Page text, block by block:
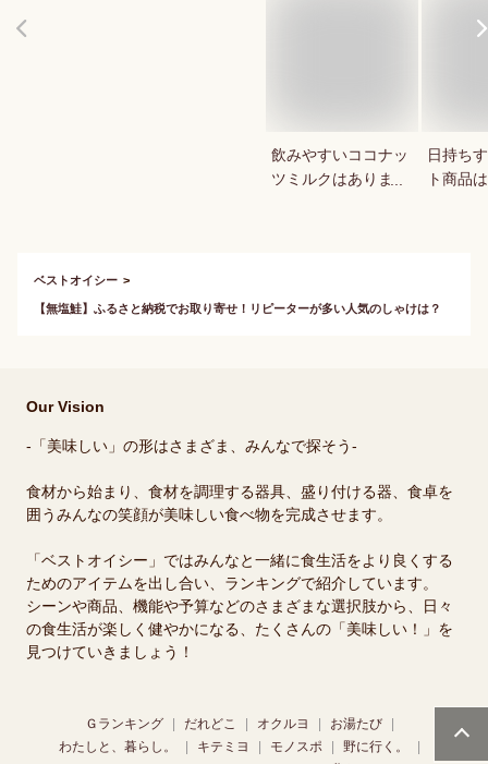
飲みやすいココナッ
ツミルクはあります
日持ち
ト商品
ベストオイシー
【無塩鮭】ふるさと納税でお取り寄せ！リピーターが多い人気のしゃけは？
Our Vision
-「美味しい」の形はさまざま、みんなで探そう-
食材から始まり、食材を調理する器具、盛り付ける器、食卓を
囲うみんなの笑顔が美味しい食べ物を完成させます。
「ベストオイシー」ではみんなと一緒に食生活をより良くする
ためのアイテムを出し合い、ランキングで紹介しています。
シーンや商品、機能や予算などのさまざまな選択肢から、日々
の食生活が楽しく健やかになる、たくさんの「美味しい！」を
見つけていきましょう！
Ｇランキング だれどこ オクルヨ
お湯たび
わたしと、暮らし。
キテミヨ モノスポ
野に行く。